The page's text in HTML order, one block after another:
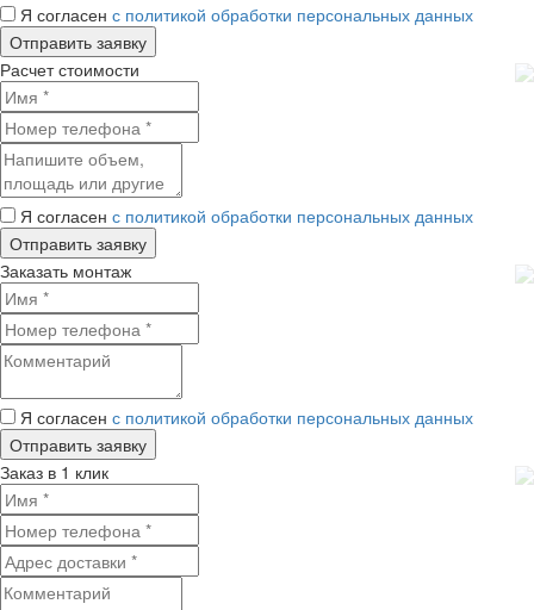
Я согласен с политикой обработки персональных данных
Расчет стоимости
Я согласен с политикой обработки персональных данных
Заказать монтаж
Я согласен с политикой обработки персональных данных
Заказ в 1 клик